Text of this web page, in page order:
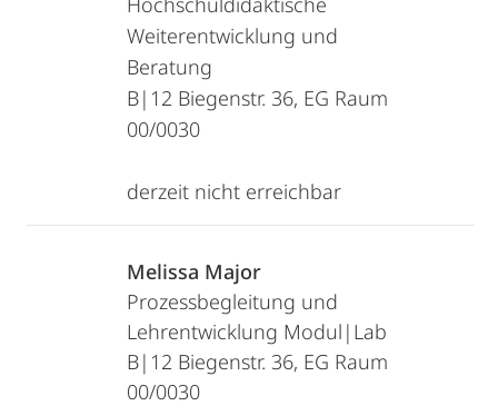
Weiterentwicklung und
Beratung
B|12 Biegenstr. 36, EG Raum
00/0030
derzeit nicht erreichbar
Melissa Major
Prozessbegleitung und
Lehrentwicklung Modul|Lab
B|12 Biegenstr. 36, EG Raum
00/0030